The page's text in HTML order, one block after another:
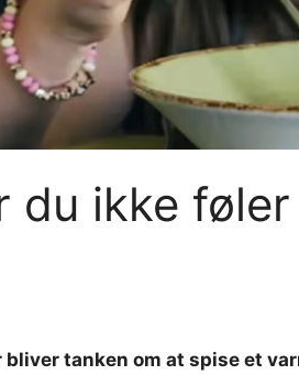
du ikke
bliver tanken om at spise et